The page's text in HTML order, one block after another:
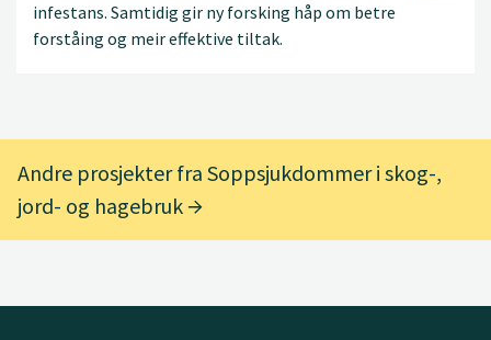
infestans. Samtidig gir ny forsking håp om betre
forståing og meir effektive tiltak.
Andre prosjekter fra Soppsjukdommer i skog-,
jord- og hagebruk